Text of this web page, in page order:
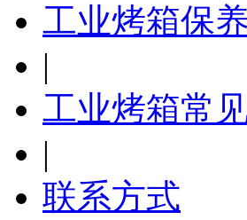
工业烤箱保
|
工业烤箱常
|
联系方式